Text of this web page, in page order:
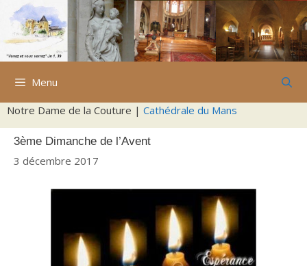
Aller
contenu
Menu
Notre Dame de la Couture | Cathédrale du Mans
3ème Dimanche de l’Avent
3 décembre 2017